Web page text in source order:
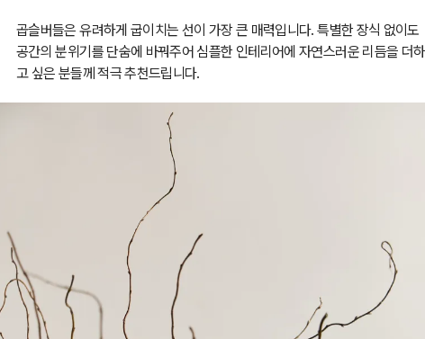
곱슬버들은 유려하게 굽이치는 선이 가장 큰 매력입니다. 특별한 장식 없이도
공간의 분위기를 단숨에 바꿔주어 심플한 인테리어에 자연스러운 리듬을 더하
고 싶은 분들께 적극 추천드립니다.